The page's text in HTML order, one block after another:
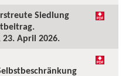
Siedlung
April 2026.